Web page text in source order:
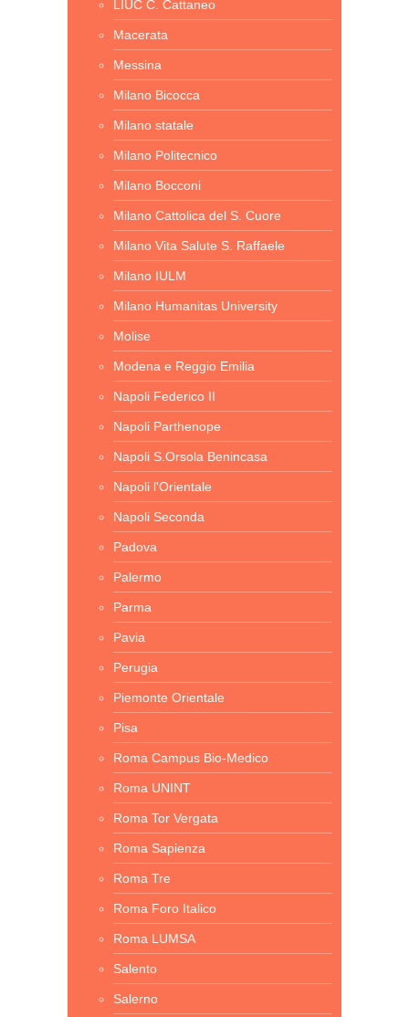
LIUC C. Cattaneo
Macerata
Messina
Milano Bicocca
Milano statale
Milano Politecnico
Milano Bocconi
Milano Cattolica del S. Cuore
Milano Vita Salute S. Raffaele
Milano IULM
Milano Humanitas University
Molise
Modena e Reggio Emilia
Napoli Federico II
Napoli Parthenope
Napoli S.Orsola Benincasa
Napoli l'Orientale
Napoli Seconda
Padova
Palermo
Parma
Pavia
Perugia
Piemonte Orientale
Pisa
Roma Campus Bio-Medico
Roma UNINT
Roma Tor Vergata
Roma Sapienza
Roma Tre
Roma Foro Italico
Roma LUMSA
Salento
Salerno